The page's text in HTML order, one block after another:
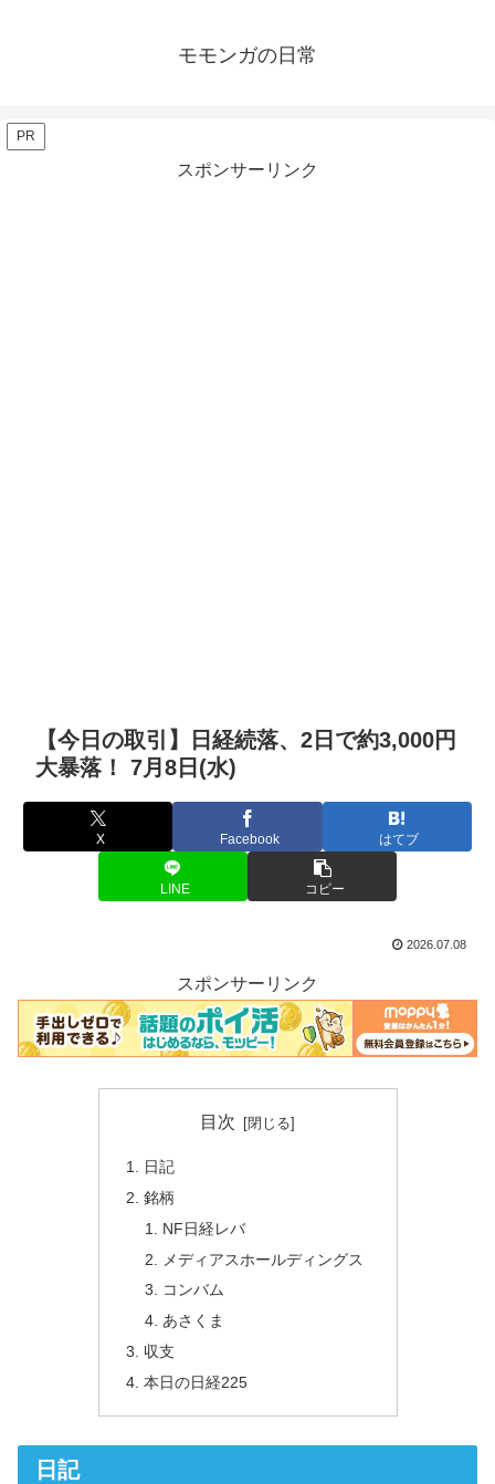
モモンガの日常
PR
スポンサーリンク
【今日の取引】日経続落、2日で約3,000円
大暴落！ 7月8日(水)
X Facebook はてブ
LINE コピー
2026.07.08
スポンサーリンク
目次
日記
銘柄
NF日経レバ
メディアスホールディングス
コンバム
あさくま
収支
本日の日経225
日記